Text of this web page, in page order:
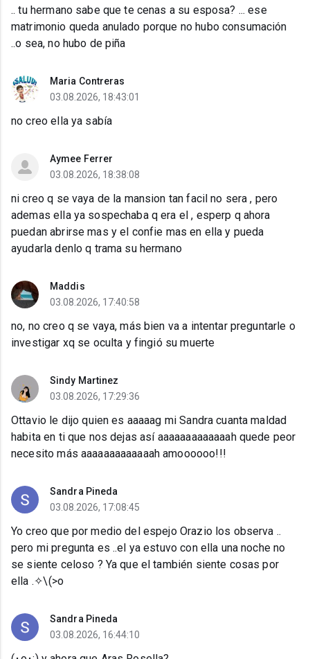
.. tu hermano sabe que te cenas a su esposa? ... ese
matrimonio queda anulado porque no hubo consumación
..o sea, no hubo de piña
Maria Contreras
03.08.2026, 18:43:01
no creo ella ya sabía
Aymee Ferrer
03.08.2026, 18:38:08
ni creo q se vaya de la mansion tan facil no sera , pero
ademas ella ya sospechaba q era el , esperp q ahora
puedan abrirse mas y el confie mas en ella y pueda
ayudarla denlo q trama su hermano
Maddis
03.08.2026, 17:40:58
no, no creo q se vaya, más bien va a intentar preguntarle o
investigar xq se oculta y fingió su muerte
Sindy Martinez
03.08.2026, 17:29:36
Ottavio le dijo quien es aaaaag mi Sandra cuanta maldad
habita en ti que nos dejas así aaaaaaaaaaaaah quede peor
necesito más aaaaaaaaaaaaah amoooooo!!!
Sandra Pineda
03.08.2026, 17:08:45
Yo creo que por medio del espejo Orazio los observa ..
pero mi pregunta es ..el ya estuvo con ella una noche no
se siente celoso ? Ya que el también siente cosas por
ella .✧⁠\⁠(⁠>⁠o⁠
Sandra Pineda
03.08.2026, 16:44:10